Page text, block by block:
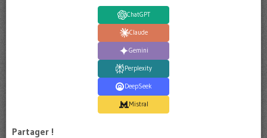
ChatGPT
Claude
Gemini
Perplexity
DeepSeek
Mistral
Partager !